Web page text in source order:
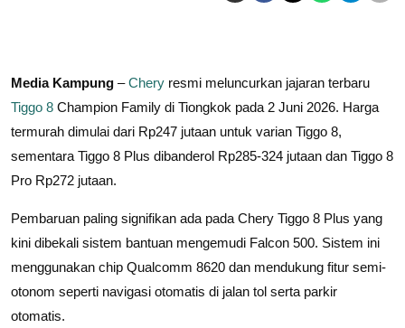
Media Kampung –Chery resmi meluncurkan jajaran terbaru
Tiggo 8 Champion Family di Tiongkok pada 2 Juni 2026. Harga
termurah dimulai dari Rp247 jutaan untuk varian Tiggo 8,
sementara Tiggo 8 Plus dibanderol Rp285-324 jutaan dan Tiggo 8
Pro Rp272 jutaan.
Pembaruan paling signifikan ada pada Chery Tiggo 8 Plus yang
kini dibekali sistem bantuan mengemudi Falcon 500. Sistem ini
menggunakan chip Qualcomm 8620 dan mendukung fitur semi-
otonom seperti navigasi otomatis di jalan tol serta parkir
otomatis.